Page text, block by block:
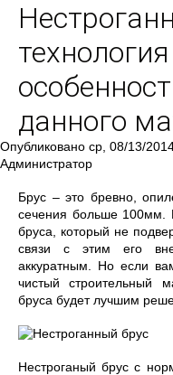
данного
Опубликовано ср, 08/13/
Администратор
Брус – это бревно,
сечения больше 100мм.
бруса, который не
связи с этим его
аккуратным. Но если
чистый строительный
бруса будет лучшим
Нестроганый брус с